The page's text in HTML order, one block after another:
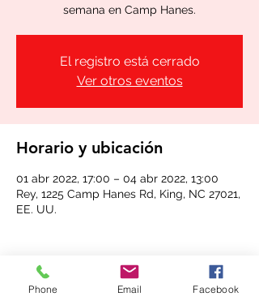
semana en Camp Hanes.
El registro está cerrado
Ver otros eventos
Horario y ubicación
01 abr 2022, 17:00 – 04 abr 2022, 13:00
Rey, 1225 Camp Hanes Rd, King, NC 27021,
EE. UU.
Compartir este evento
Phone Email Facebook